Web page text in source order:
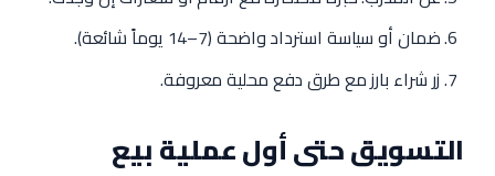
ضمان أو سياسة استرداد واضحة (7–14 يوماً شائعة).
زر شراء بارز مع طرق دفع محلية معروفة.
التسويق حتى أول عملية بيع